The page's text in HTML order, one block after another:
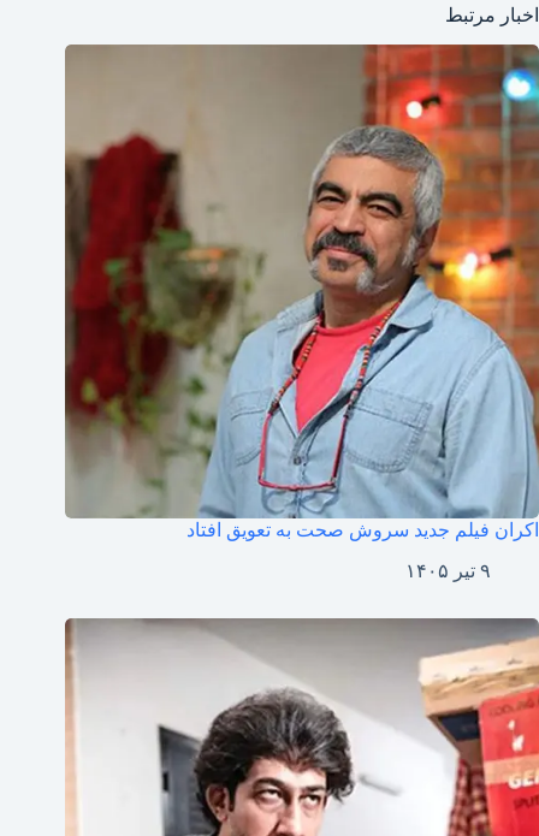
اخبار مرتبط
اکران فیلم جدید سروش صحت به تعویق افتاد
۹ تیر ۱۴۰۵